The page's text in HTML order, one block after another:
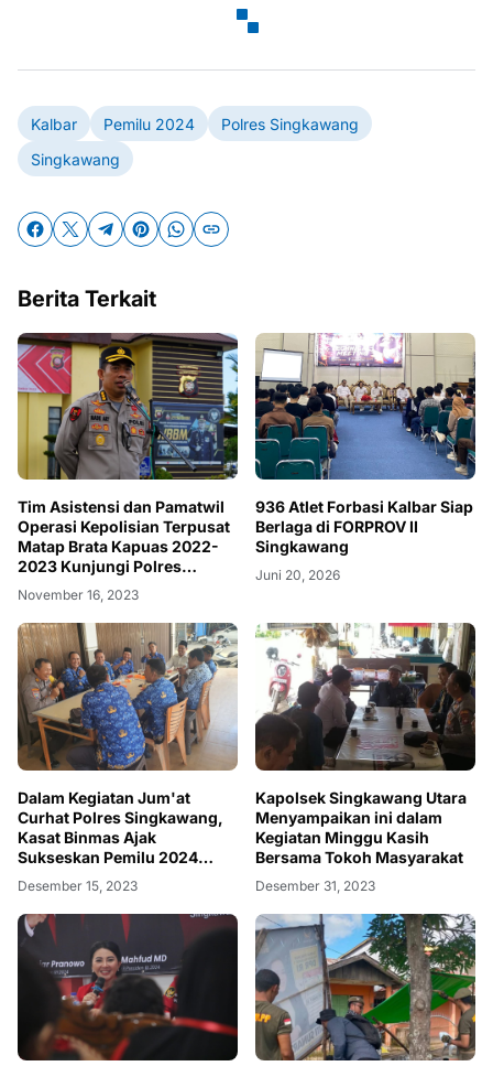
Kalbar Pemilu 2024
Polres Singkawang
Singkawang
Berita Terkait
Tim Asistensi dan Pamatwil
Operasi Kepolisian Terpusat
Matap Brata Kapuas 2022-
2023 Kunjungi Polres
Singkawang.
November 16, 2023
936 Atlet Forbasi Kalbar Siap
Berlaga di FORPROV II
Singkawang
Juni 20, 2026
Dalam Kegiatan Jum'at
Curhat Polres Singkawang,
Kasat Binmas Ajak
Sukseskan Pemilu 2024
Dengan Aman Dan Damai
Desember 15, 2023
Kapolsek Singkawang Utara
Menyampaikan ini dalam
Kegiatan Minggu Kasih
Bersama Tokoh Masyarakat
Desember 31, 2023